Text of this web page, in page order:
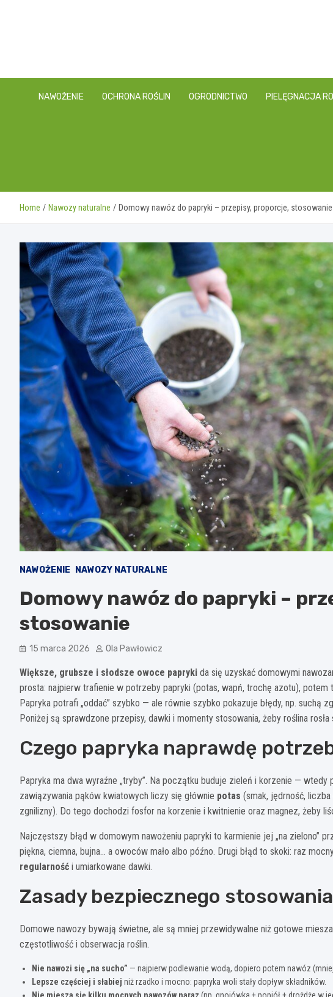
NAWOŻENIE OCHRONA ROŚLIN OGRODNICTWO PIELĘGNACJA
Home Nawozy naturalne Domowy nawóz do papryki – przepisy, proporcje, stosowanie
NAWOŻENIE NAWOZY NATURALNE
Domowy nawóz do papryki –
stosowanie
15 marca 2026 Ola Pawłowicz
Większe, grubsze i słodsze owoce papryki da się uzyskać domowymi
prosta: najpierw trafienie w potrzeby papryki (potas, wapń, trochę azotu),
Papryka potrafi „oddać” szybko — ale równie szybko pokazuje błędy, np. suchą
Poniżej są sprawdzone przepisy, dawki i momenty stosowania, żeby roślina rosła
Czego papryka naprawdę
Papryka ma dwa wyraźne „tryby”. Na początku buduje zieleń i korzenie —
zawiązywania pąków kwiatowych liczy się głównie potas (smak, jędrność,
zgnilizny). Do tego dochodzi fosfor na korzenie i kwitnienie oraz magnez, żeby
Najczęstszy błąd w domowym nawożeniu papryki to karmienie jej „na zielono”
piękna, ciemna, bujna… a owoców mało albo późno. Drugi błąd to skoki: raz
regularność i umiarkowane dawki.
Zasady bezpiecznego
Domowe nawozy bywają świetne, ale są mniej przewidywalne niż gotowe
częstotliwość i obserwacja roślin.
Nie nawozi się „na sucho” — najpierw podlewanie wodą, dopiero potem nawóz
Lepsze częściej i słabiej niż rzadko i mocno: papryka woli stały dopływ składników.